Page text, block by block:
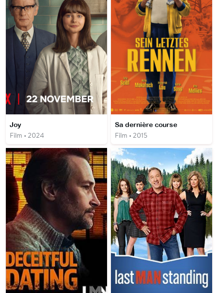
Joy
Film • 2024
Sa dernière course
Film • 2015